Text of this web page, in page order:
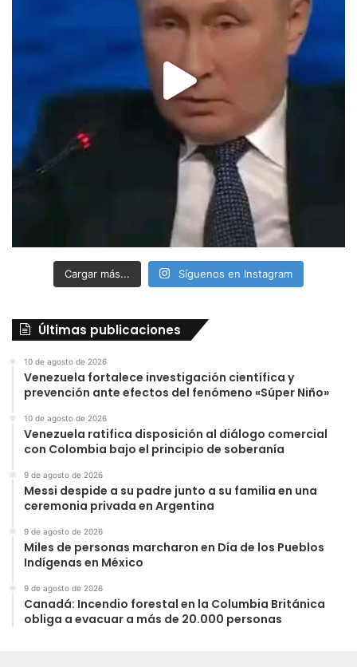
Cargar más... Síguenos en Instagram
Últimas publicaciones
10 de agosto de 2026
Venezuela fortalece investigación científica y
prevención ante efectos del fenómeno «Súper Niño»
10 de agosto de 2026
Venezuela ratifica disposición al diálogo comercial
con Colombia bajo el principio de soberanía
9 de agosto de 2026
Messi despide a su padre junto a su familia en una
ceremonia privada en Argentina
9 de agosto de 2026
Miles de personas marcharon en Día de los Pueblos
Indígenas en México
9 de agosto de 2026
Canadá: Incendio forestal en la Columbia Británica
obliga a evacuar a más de 20.000 personas